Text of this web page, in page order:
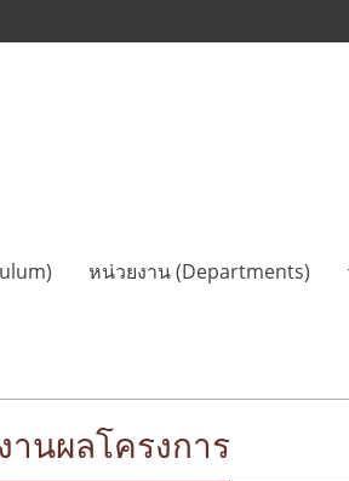
หน่วยงาน (Departments)
านผลโครงการ